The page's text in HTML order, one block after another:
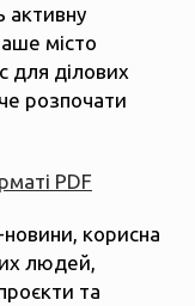
активну
місто
для ділових
розпочати
PDF
новини, корисна
людей,
та